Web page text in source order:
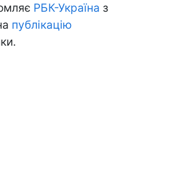
РБК-Україна з
публікацію